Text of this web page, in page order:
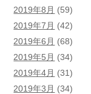
2019年8月 (59)
2019年7月 (42)
2019年6月 (68)
2019年5月 (34)
2019年4月 (31)
2019年3月 (34)